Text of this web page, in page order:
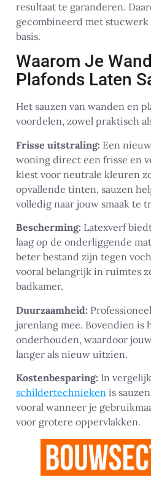
resultaat te garanderen.
gecombineerd met stucwerk
basis.
Waarom Je
Plafonds Laten
Het sauzen van wanden en
voordelen, zowel praktisch
Frisse uitstraling: Een
woning direct een frisse en
kiest voor neutrale kleuren
opvallende tinten, sauzen
volledig naar jouw smaak te
Bescherming: Latexverf
laag op de onderliggende
beter bestand zijn tegen
vooral belangrijk in ruimtes
badkamer.
Duurzaamheid:
jarenlang mee. Bovendien is
onderhouden, waardoor
langer als nieuw uitzien.
Kostenbesparing: In
schildertechnieken is
vooral wanneer je
voor grotere oppervlakken.